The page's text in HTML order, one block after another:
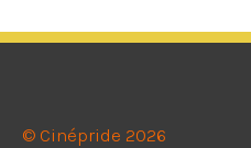
© Cinépride 2026